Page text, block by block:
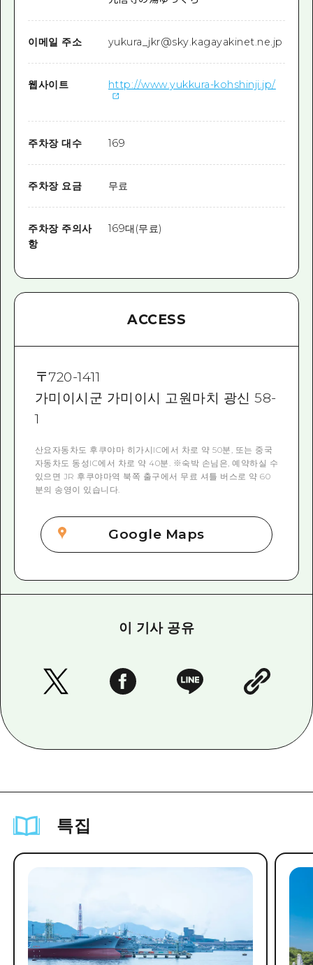
이메일 주소 yukura_jkr@sky.kagayakinet.ne.jp
웹사이트 http://www.yukkura-kohshinji.jp/
주차장 대수 169
주차장 요금 무료
주차장 주의사
항
169대(무료)
ACCESS
〒720-1411
가미이시군 가미이시 고원마치 광신 58-
1
산요자동차도 후쿠야마 히가시IC에서 차로 약 50분, 또는 중국
자동차도 동성IC에서 차로 약 40분. ※숙박 손님은, 예약하실 수
있으면 JR 후쿠야마역 북쪽 출구에서 무료 셔틀 버스로 약 60
분의 송영이 있습니다.
Google Maps
이 기사 공유
특집